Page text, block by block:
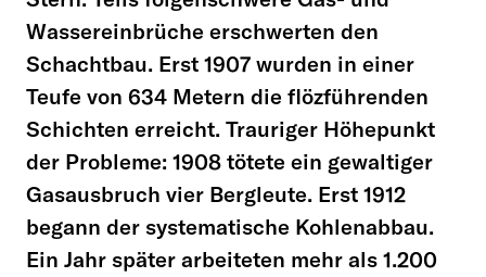
Wassereinbrüche erschwerten den
Schachtbau. Erst 1907 wurden in einer
Teufe von 634 Metern die flözführenden
Schichten erreicht. Trauriger Höhepunkt
der Probleme: 1908 tötete ein gewaltiger
Gasausbruch vier Bergleute. Erst 1912
begann der systematische Kohlenabbau.
Ein Jahr später arbeiteten mehr als 1.200